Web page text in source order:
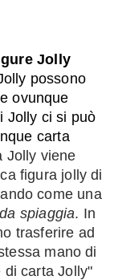
Jolly
possono
ovunque
Jolly ci si può
carta
Jolly viene
figura jolly di
come una
spiaggia. In
trasferire ad
mano di
di carta Jolly"